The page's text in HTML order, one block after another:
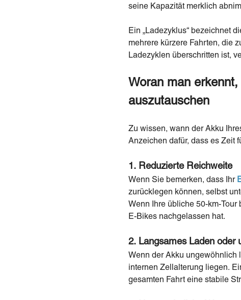
seine Kapazität merklich
Ein „Ladezyklus“ bezeichnet
mehrere kürzere Fahrten, die
Ladezyklen überschritten ist,
Woran man
auszutauschen
Zu wissen, wann der Akku
Anzeichen dafür, dass es Zeit
1. Reduzierte Reichweite
Wenn Sie bemerken, dass Ihr
zurücklegen können, selbst
Wenn Ihre übliche 50-km-
E-Bikes nachgelassen hat.
2. Langsames Laden oder
Wenn der Akku ungewöhnlich
internen Zellalterung liegen.
gesamten Fahrt eine stabile